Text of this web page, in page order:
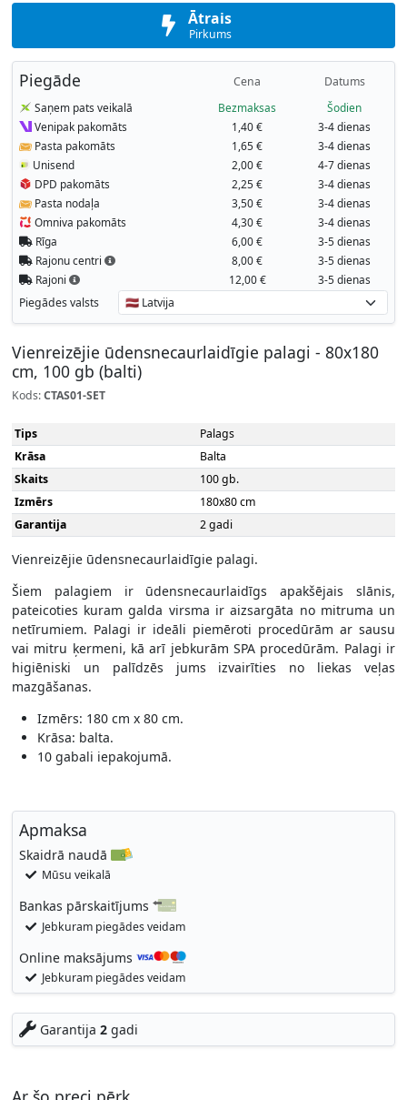
Ātrais
Pirkums
Piegāde Cena Datums
Saņem pats veikalā Bezmaksas
Šodien
Venipak pakomāts
1,40 €
3-4 dienas
Pasta pakomāts
1,65 €
3-4 dienas
Unisend
2,00 €
4-7 dienas
DPD pakomāts
2,25 €
3-4 dienas
Pasta nodaļa
3,50 €
3-4 dienas
Omniva pakomāts
4,30 €
3-4 dienas
Rīga
6,00 €
3-5 dienas
Rajonu centri
8,00 €
3-5 dienas
Rajoni
12,00 € 3-5 dienas
Piegādes valsts
Vienreizējie ūdensnecaurlaidīgie palagi - 80x180
cm, 100 gb (balti)
Kods:CTAS01-SET
Tips
Palags
Krāsa
Balta
Skaits
100 gb.
Izmērs
180x80 cm
Garantija
2 gadi
Vienreizējie ūdensnecaurlaidīgie palagi.
Šiem palagiem ir ūdensnecaurlaidīgs apakšējais slānis,
pateicoties kuram galda virsma ir aizsargāta no mitruma un
netīrumiem. Palagi ir ideāli piemēroti procedūrām ar sausu
vai mitru ķermeni, kā arī jebkurām SPA procedūrām. Palagi ir
higiēniski un palīdzēs jums izvairīties no liekas veļas
mazgāšanas.
Izmērs: 180 cm x 80 cm.
Krāsa: balta.
10 gabali iepakojumā.
Apmaksa
Skaidrā naudā
Mūsu veikalā
Bankas pārskaitījums
Jebkuram piegādes veidam
Online maksājums
Jebkuram piegādes veidam
Garantija 2gadi